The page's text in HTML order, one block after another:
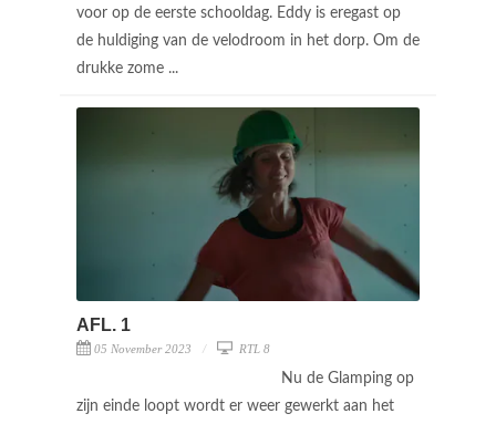
voor op de eerste schooldag. Eddy is eregast op
de huldiging van de velodroom in het dorp. Om de
drukke zome ...
AFL. 1
05 November 2023 RTL 8
Nu de Glamping op
zijn einde loopt wordt er weer gewerkt aan het